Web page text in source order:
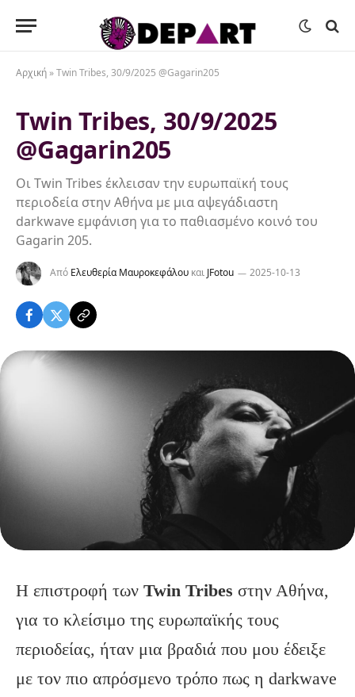
Αρχική »Twin Tribes, 30/9/2025 @Gagarin205
Twin Tribes, 30/9/2025
@Gagarin205
Οι Twin Tribes έκλεισαν την ευρωπαϊκή τους
περιοδεία στην Αθήνα με μια αψεγάδιαστη
darkwave εμφάνιση για το παθιασμένο κοινό του
Gagarin 205.
Από Ελευθερία Μαυροκεφάλου και JFotou 2025-10-13
Η επιστροφή των Twin Tribes στην Αθήνα,
για το κλείσιμο της ευρωπαϊκής τους
περιοδείας, ήταν μια βραδιά που μου έδειξε
με τον πιο απρόσμενο τρόπο πως η darkwave